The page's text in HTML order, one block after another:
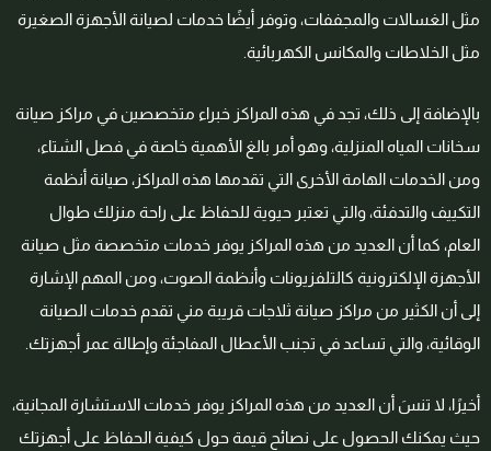
مثل الغسالات والمجففات، وتوفر أيضًا خدمات لصيانة الأجهزة الصغيرة
مثل الخلاطات والمكانس الكهربائية.
بالإضافة إلى ذلك، تجد في هذه المراكز خبراء متخصصين في مراكز صيانة
سخانات المياه المنزلية، وهو أمر بالغ الأهمية خاصة في فصل الشتاء،
ومن الخدمات الهامة الأخرى التي تقدمها هذه المراكز، صيانة أنظمة
التكييف والتدفئة، والتي تعتبر حيوية للحفاظ على راحة منزلك طوال
العام، كما أن العديد من هذه المراكز يوفر خدمات متخصصة مثل صيانة
الأجهزة الإلكترونية كالتلفزيونات وأنظمة الصوت، ومن المهم الإشارة
إلى أن الكثير من مراكز صيانة ثلاجات قريبة مني تقدم خدمات الصيانة
الوقائية، والتي تساعد في تجنب الأعطال المفاجئة وإطالة عمر أجهزتك.
أخيرًا، لا تنسَ أن العديد من هذه المراكز يوفر خدمات الاستشارة المجانية،
حيث يمكنك الحصول على نصائح قيمة حول كيفية الحفاظ على أجهزتك